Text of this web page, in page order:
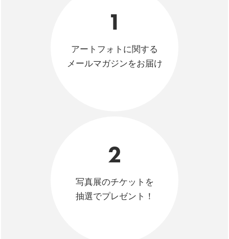
1
アートフォトに関する
メールマガジンをお届け
2
写真展のチケットを
抽選でプレゼント！